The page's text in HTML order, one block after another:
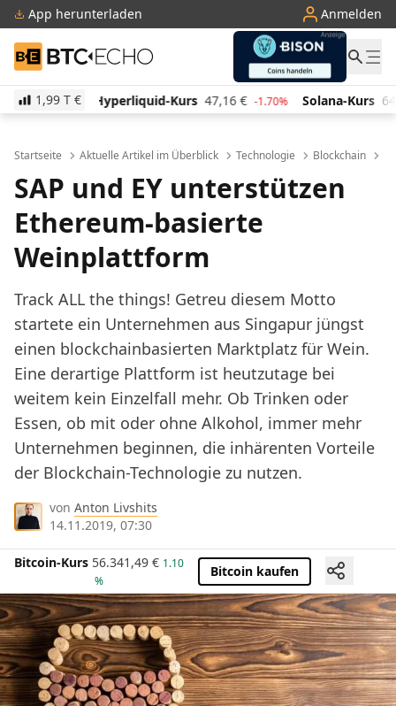
App herunterladen Anmelden
BTC-ECHO
1,99 T €
Kurs 47,16 € -1.70% Solana-Kurs 64,79 € 2.60% TRON-
Startseite Aktuelle Artikel im Überblick Technologie Blockchain
SAP und EY unterstützen
Ethereum-basierte
Weinplattform
Track ALL the things! Getreu diesem Motto
startete ein Unternehmen aus Singapur jüngst
einen blockchainbasierten Marktplatz für Wein.
Eine derartige Plattform ist heutzutage bei
weitem kein Einzelfall mehr. Ob Trinken oder
Essen, ob mit oder ohne Alkohol, immer mehr
Unternehmen beginnen, die inhärenten Vorteile
der Blockchain-Technologie zu nutzen.
von Anton Livshits
14.11.2019, 07:30
Bitcoin-Kurs 56.341,49 € 1.10
%
Bitcoin kaufen